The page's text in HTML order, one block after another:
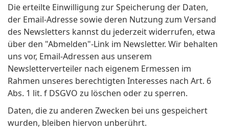
Die erteilte Einwilligung zur Speicherung der Daten,
der Email-Adresse sowie deren Nutzung zum Versand
des Newsletters kannst du jederzeit widerrufen, etwa
über den "Abmelden"-Link im Newsletter. Wir behalten
uns vor, Email-Adressen aus unserem
Newsletterverteiler nach eigenem Ermessen im
Rahmen unseres berechtigten Interesses nach Art. 6
Abs. 1 lit. f DSGVO zu löschen oder zu sperren.
Daten, die zu anderen Zwecken bei uns gespeichert
wurden, bleiben hiervon unberührt.